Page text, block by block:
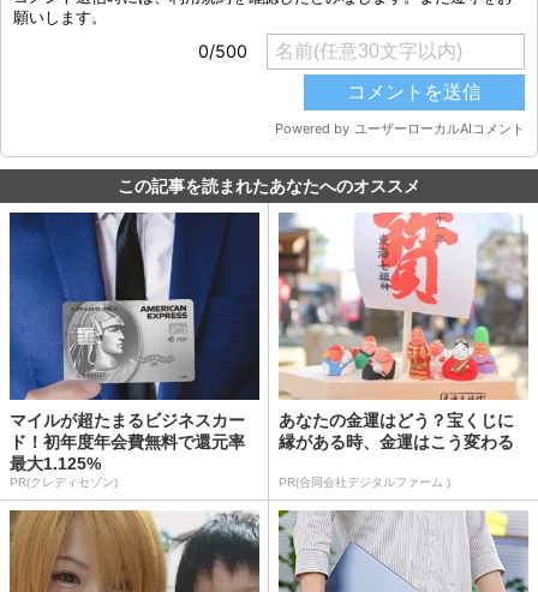
この記事を読まれたあなたへのオススメ
マイルが超たまるビジネスカー
ド！初年度年会費無料で還元率
最大1.125%
PR(クレディセゾン)
あなたの金運はどう？宝くじに
縁がある時、金運はこう変わる
PR(合同会社デジタルファーム )